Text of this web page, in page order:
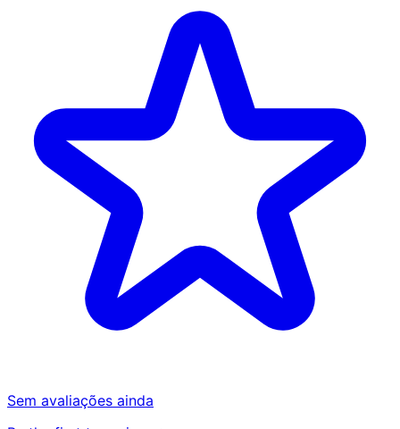
Sem avaliações ainda